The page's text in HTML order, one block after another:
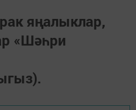
яңалыклар,
«Шәһри